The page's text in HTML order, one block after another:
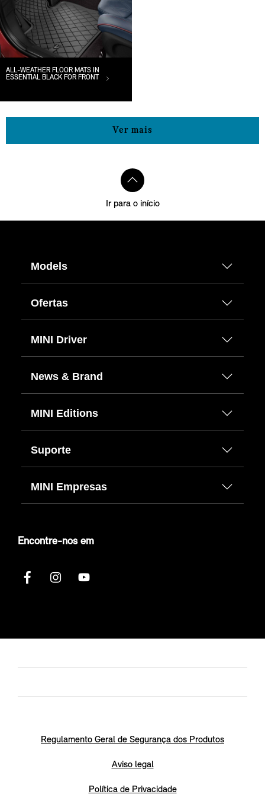
ALL-WEATHER FLOOR MATS IN
ESSENTIAL BLACK FOR FRONT
Ver mais
Ir para o início
Models
Ofertas
MINI Driver
News & Brand
MINI Editions
Suporte
MINI Empresas
Encontre-nos em
Regulamento Geral de Segurança dos Produtos
Aviso legal
Política de Privacidade